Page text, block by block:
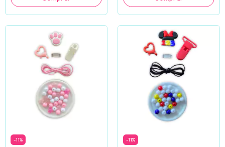
-11% -11%